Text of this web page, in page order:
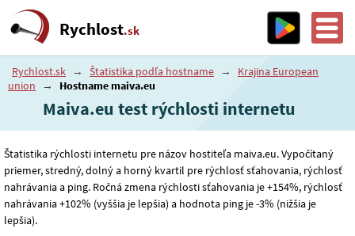
Rychlost.sk
Rychlost.sk → Štatistika podľa hostname →
Krajina European
union
→ Hostname maiva.eu
Maiva.eu test rýchlosti internetu
Štatistika rýchlosti internetu pre názov hostiteľa maiva.eu. Vypočítaný
priemer, stredný, dolný a horný kvartil pre rýchlosť sťahovania, rýchlosť
nahrávania a ping. Ročná zmena rýchlosti sťahovania je +154%, rýchlosť
nahrávania +102% (vyššia je lepšia) a hodnota ping je -3% (nižšia je
lepšia).